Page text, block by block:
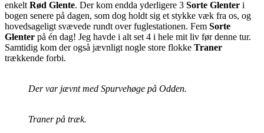
enkelt Rød Glente. Der kom endda yderligere 3 Sorte Glenter i
bogen senere på dagen, som dog holdt sig et stykke væk fra os, og
hovedsageligt svævede rundt over fuglestationen. Fem Sorte
Glenter på én dag! Jeg havde i alt set 4 i hele mit liv før denne tur.
Samtidig kom der også jævnligt nogle store flokke Traner
trækkende forbi.
Der var jævnt med Spurvehøge på Odden.
Traner på træk.